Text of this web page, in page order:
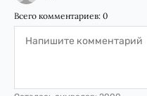
Всего комментариев: 0